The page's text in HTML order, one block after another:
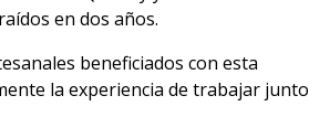
en dos años.
beneficiados con esta
la experiencia de trabajar